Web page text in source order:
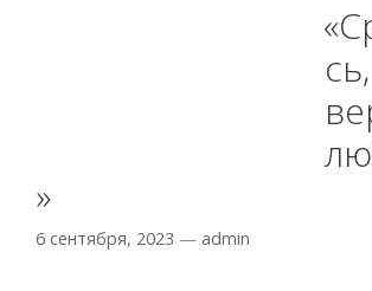
сь,
»
6 сентября, 2023 — admin